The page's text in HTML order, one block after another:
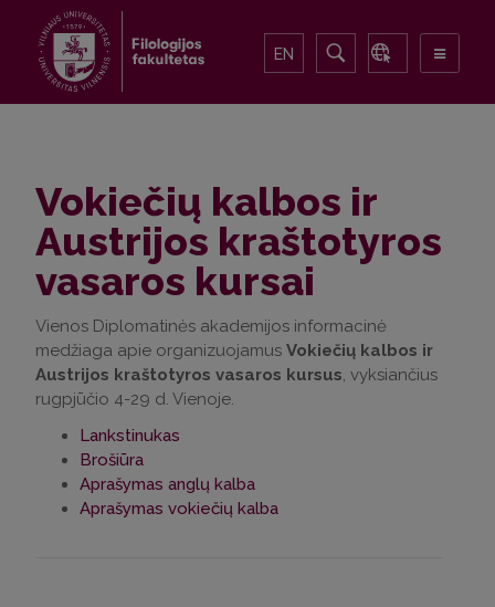
EN
Vokiečių kalbos ir
Austrijos kraštotyros
vasaros kursai
Vienos Diplomatinės akademijos informacinė
medžiaga apie organizuojamus Vokiečių kalbos ir
Austrijos kraštotyros vasaros kursus, vyksiančius
rugpjūčio 4-29 d. Vienoje.
Lankstinukas
Brošiūra
Aprašymas anglų kalba
Aprašymas vokiečių kalba